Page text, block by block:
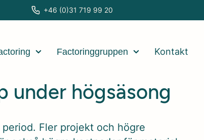
+46 (0)31 719 99 20
Factoringgruppen Kontakt
under högsäsong
Fler projekt och högre